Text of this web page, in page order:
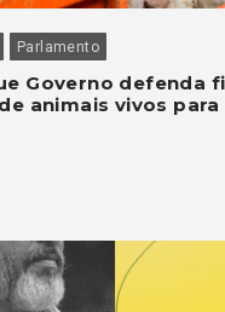
Parlamento
Governo defenda
animais vivos para